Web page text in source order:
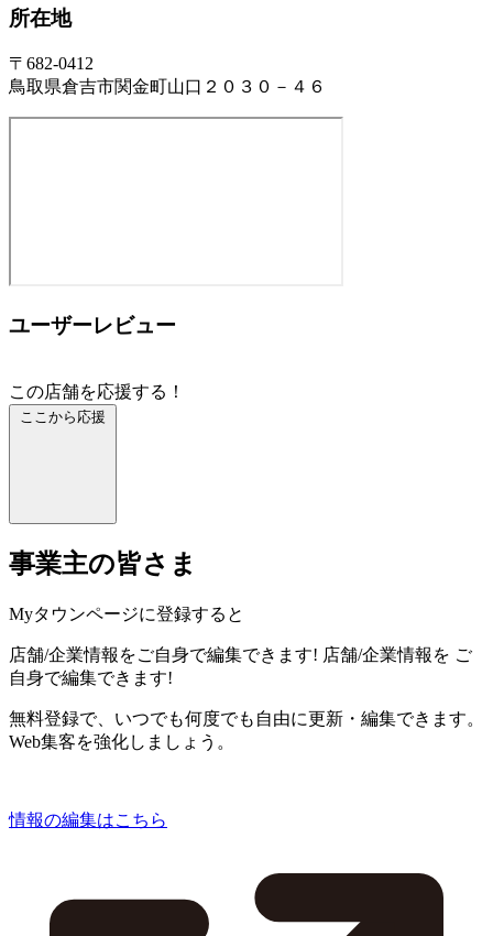
所在地
〒682-0412
鳥取県倉吉市関金町山口２０３０－４６
ユーザーレビュー
この店舗を応援する！
ここから応援
事業主の皆さま
Myタウンページに登録すると
店舗/企業情報をご自身で編集できます! 店舗/企業情報を ご
自身で編集できます!
無料登録で、いつでも何度でも自由に更新・編集できます。
Web集客を強化しましょう。
情報の編集はこちら